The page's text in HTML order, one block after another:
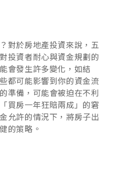
對於房地產投資來說，五
投資者耐心與資金規劃的
會發生許多變化，如結
都可能影響到你的資金流
準備，可能會被迫在不利
買房一年狂賠兩成」的窘
允許的情況下，將房子出
的策略。